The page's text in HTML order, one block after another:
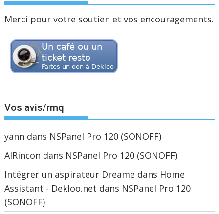
Merci pour votre soutien et vos encouragements.
Vos avis/rmq
yann dans NSPanel Pro 120 (SONOFF)
AIRincon dans NSPanel Pro 120 (SONOFF)
Intégrer un aspirateur Dreame dans Home
Assistant - Dekloo.net dans NSPanel Pro 120
(SONOFF)